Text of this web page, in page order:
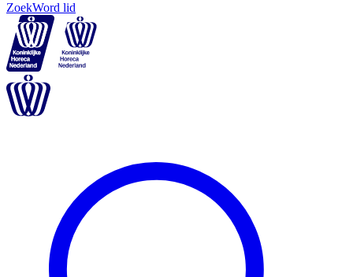
ZoekWord lid